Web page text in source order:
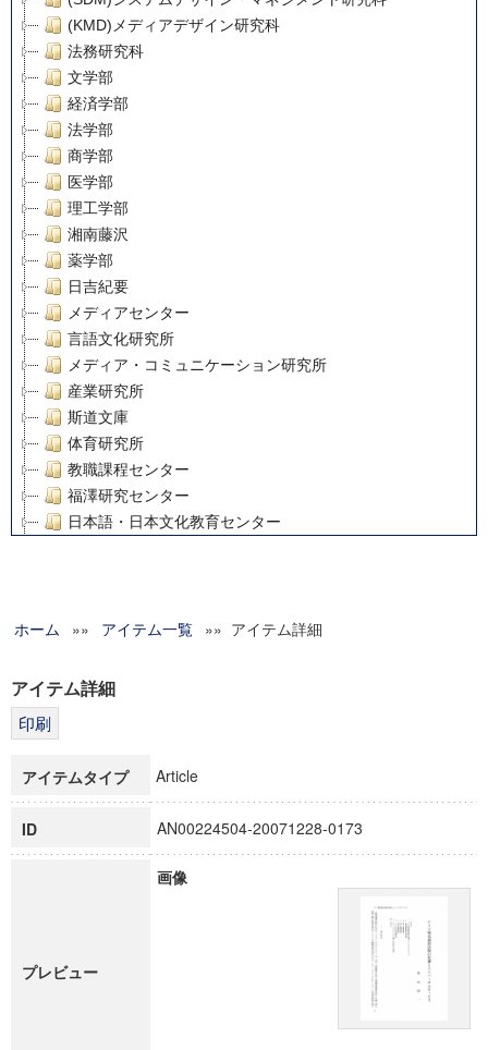
(KMD)メディアデザイン研究科
法務研究科
文学部
経済学部
法学部
商学部
医学部
理工学部
湘南藤沢
薬学部
日吉紀要
メディアセンター
言語文化研究所
メディア・コミュニケーション研究所
産業研究所
斯道文庫
体育研究所
教職課程センター
福澤研究センター
日本語・日本文化教育センター
グローバルリサーチインスティテュート
科学研究費補助金研究成果報告書
博士課程教育リーディングプログラム「超成熟社会発展のサ
ホーム »» アイテム一覧 »» アイテム詳細
アイテム詳細
アイテムタイプ Article
ID AN00224504-20071228-0173
プレビュー
画像